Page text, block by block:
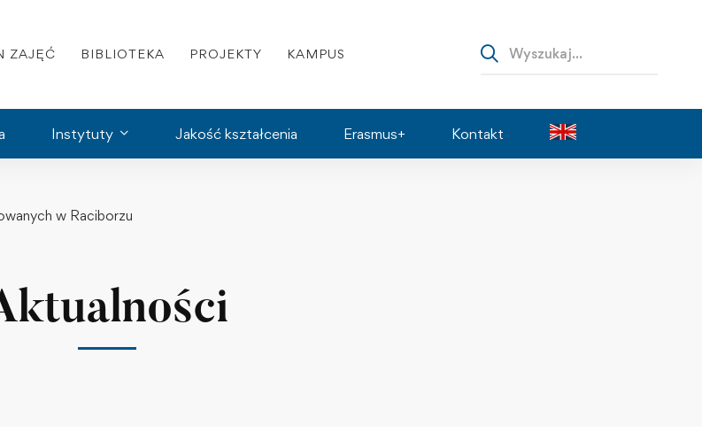
ZAJĘĆ BIBLIOTEKA PROJEKTY KAMPUS
Instytuty Jakość kształcenia Erasmus+ Kontakt
w Raciborzu